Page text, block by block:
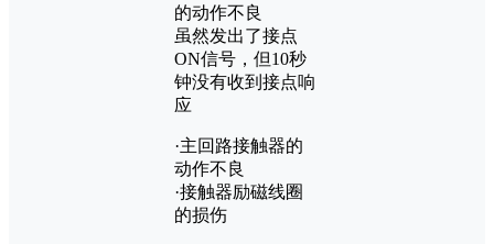
的动作不良
虽然发出了接点
ON信号，但10秒
钟没有收到接点响
应
·主回路接触器的
动作不良
·接触器励磁线圈
的损伤